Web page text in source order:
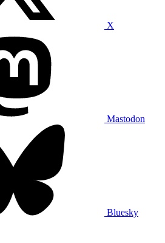
X
Mastodon
Bluesky